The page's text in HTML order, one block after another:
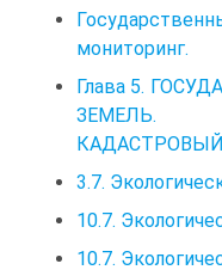
мониторинг.
Глава 5.
ЗЕМЕЛЬ.
3.7.
10.7.
10.7.